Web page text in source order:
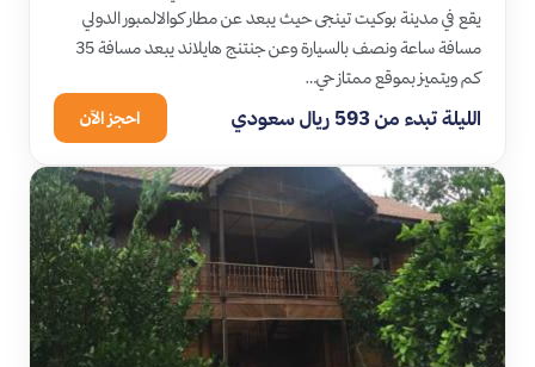
يقع في مدينة بوكيت تينجى حيث يبعد عن مطار كوالالمبور الدولي
مسافة ساعة ونصف بالسيارة وعن جنتنج هايلاند يبعد مسافة 35
كم ويتميز بموقع ممتاز حي…
الليلة تبدء من 593 ريال سعودي احجز الآن